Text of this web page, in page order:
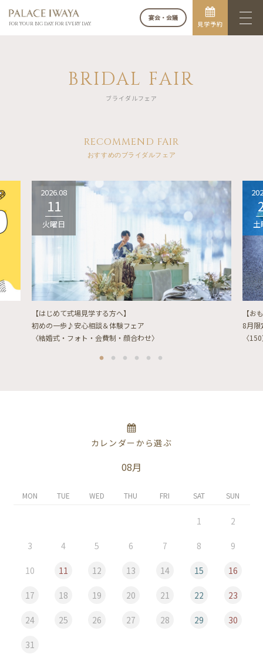
FOR YOUR BIG DAY. FOR EVERY DAY.
宴会・会議
見学予約
BRIDAL FAIR
ブライダルフェア
RECOMMEND FAIR
おすすめのブライダルフェア
2026.08
11
火曜日
【はじめて式場見学する方へ】
初めの一歩♪安心相談＆体験フェア
〈結婚式・フォト・会費制・顔合わせ〉
土
【お
8月限
〈
カレンダーから選ぶ
08月
MON TUE WED THU FRI SAT SUN
1 2
3 4 5 6 7 8 9
10 11 12 13 14 15 16
17 18 19 20 21 22 23
24 25 26 27 28 29 30
31